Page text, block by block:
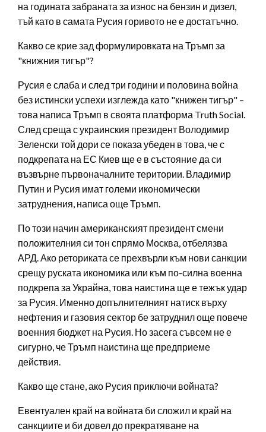
на годината забраната за износ на бензин и дизел,
тъй като в самата Русия горивото не е достатъчно.
Какво се крие зад формулировката на Тръмп за
"книжния тигър"?
Русия е слаба и след три години и половина война
без истински успехи изглежда като "книжен тигър" –
това написа Тръмп в своята платформа Truth Social.
След среща с украинския президент Володимир
Зеленски той дори се показа убеден в това, че с
подкрепата на ЕС Киев ще е в състояние да си
възвърне първоначалните територии. Владимир
Путин и Русия имат големи икономически
затруднения, написа още Тръмп.
По този начин американският президент смени
положителния си тон спрямо Москва, отбелязва
АРД. Ако реториката се прехвърли към нови санкции
срещу руската икономика или към по-силна военна
подкрепа за Украйна, това наистина ще е тежък удар
за Русия. Именно допълнителният натиск върху
нефтения и газовия сектор бе затруднил още повече
военния бюджет на Русия. Но засега съвсем не е
сигурно, че Тръмп наистина ще предприеме
действия.
Какво ще стане, ако Русия приключи войната?
Евентуален край на войната би сложил и край на
санкциите и би довел до прекратяване на